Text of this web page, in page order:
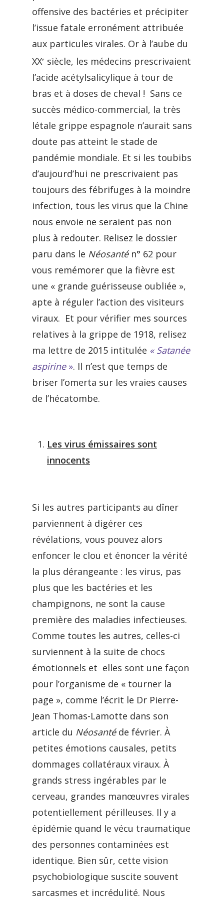
offensive des bactéries et précipiter
l’issue fatale erronément attribuée
aux particules virales. Or à l’aube du
XXe siècle, les médecins prescrivaient
l’acide acétylsalicylique à tour de
bras et à doses de cheval ! Sans ce
succès médico-commercial, la très
létale grippe espagnole n’aurait sans
doute pas atteint le stade de
pandémie mondiale. Et si les toubibs
d’aujourd’hui ne prescrivaient pas
toujours des fébrifuges à la moindre
infection, tous les virus que la Chine
nous envoie ne seraient pas non
plus à redouter. Relisez le dossier
paru dans le Néosanté n° 62 pour
vous remémorer que la fièvre est
une « grande guérisseuse oubliée »,
apte à réguler l’action des visiteurs
viraux. Et pour vérifier mes sources
relatives à la grippe de 1918, relisez
ma lettre de 2015 intitulée « Satanée
aspirine ». Il n’est que temps de
briser l’omerta sur les vraies causes
de l’hécatombe.
Les virus émissaires sont
innocents
Si les autres participants au dîner
parviennent à digérer ces
révélations, vous pouvez alors
enfoncer le clou et énoncer la vérité
la plus dérangeante : les virus, pas
plus que les bactéries et les
champignons, ne sont la cause
première des maladies infectieuses.
Comme toutes les autres, celles-ci
surviennent à la suite de chocs
émotionnels et elles sont une façon
pour l’organisme de « tourner la
page », comme l’écrit le Dr Pierre-
Jean Thomas-Lamotte dans son
article du Néosanté de février. À
petites émotions causales, petits
dommages collatéraux viraux. À
grands stress ingérables par le
cerveau, grandes manœuvres virales
potentiellement périlleuses. Il y a
épidémie quand le vécu traumatique
des personnes contaminées est
identique. Bien sûr, cette vision
psychobiologique suscite souvent
sarcasmes et incrédulité. Nous